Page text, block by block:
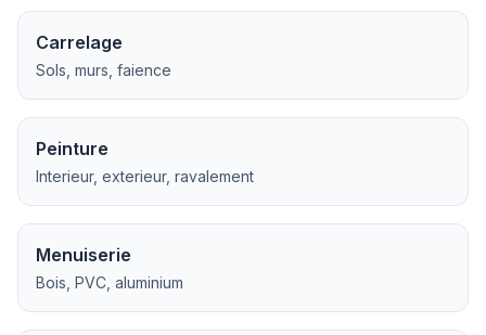
Carrelage
Sols, murs, faience
Peinture
Interieur, exterieur, ravalement
Menuiserie
Bois, PVC, aluminium